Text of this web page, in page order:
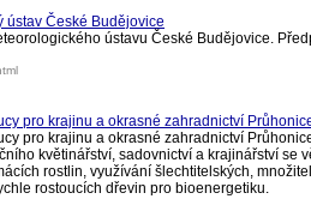
ústav České Budějovice
ústavu České Budějovice.
pro krajinu a okrasné zahradnictví
pro krajinu a okrasné zahradnictví
květinářství, sadovnictví a krajinářství se
rostlin, využívání šlechtitelských,
rostoucích dřevin pro bioenergetiku.